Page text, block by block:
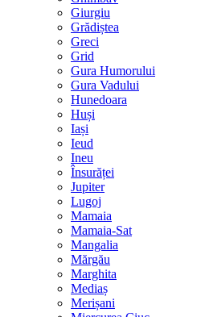
Giurgiu
Grădiștea
Greci
Grid
Gura Humorului
Gura Vadului
Hunedoara
Huși
Iași
Ieud
Ineu
Însurăței
Jupiter
Lugoj
Mamaia
Mamaia-Sat
Mangalia
Mărgău
Marghita
Mediaș
Merișani